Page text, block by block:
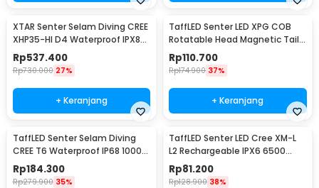
XTAR Senter Selam Diving CREE
XHP35-HI D4 Waterproof IPX8
1600 Lumens - D26 1600S
Rp537.400
Rp730.000 27%
+ Keranjang
TaffLED Senter LED XPG COB
Rotatable Head Magnetic Tail
10000 Lumens - 3189A
Rp110.700
Rp174.900 37%
+ Keranjang
TaffLED Senter Selam Diving
CREE T6 Waterproof IP68 10000
Lumens - TG-S151
Rp184.300
Rp279.900 35%
TaffLED Senter LED Cree XM-L
L2 Rechargeable IPX6 6500
Lumens - 701
Rp81.200
Rp128.900 38%